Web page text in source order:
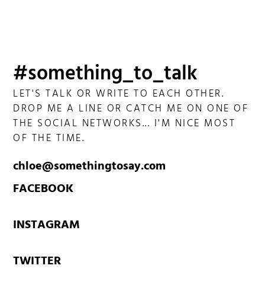
#something_to_talk
LET'S TALK OR WRITE TO EACH OTHER.
DROP ME A LINE OR CATCH ME ON ONE OF
THE SOCIAL NETWORKS... I'M NICE MOST
OF THE TIME.
chloe@somethingtosay.com
FACEBOOK
INSTAGRAM
TWITTER